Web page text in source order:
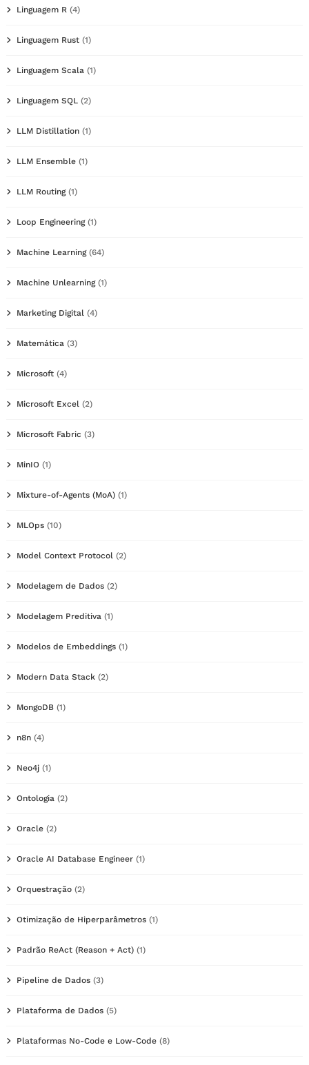
Linguagem R (4)
Linguagem Rust (1)
Linguagem Scala (1)
Linguagem SQL (2)
LLM Distillation (1)
LLM Ensemble (1)
LLM Routing(1)
Loop Engineering(1)
Machine Learning(64)
Machine Unlearning(1)
Marketing Digital (4)
Matemática (3)
Microsoft (4)
Microsoft Excel (2)
Microsoft Fabric (3)
MinIO (1)
Mixture-of-Agents (MoA) (1)
MLOps (10)
Model Context Protocol (2)
Modelagem de Dados (2)
Modelagem Preditiva (1)
Modelos de Embeddings (1)
Modern Data Stack (2)
MongoDB (1)
n8n (4)
Neo4j (1)
Ontologia (2)
Oracle (2)
Oracle AI Database Engineer (1)
Orquestração (2)
Otimização de Hiperparâmetros (1)
Padrão ReAct (Reason + Act) (1)
Pipeline de Dados (3)
Plataforma de Dados (5)
Plataformas No-Code e Low-Code (8)